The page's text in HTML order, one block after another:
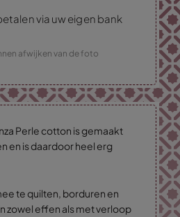
via uw eigen bank
afwijken van de foto
Perle cotton is gemaakt
en is daardoor heel erg
te quilten, borduren en
zowel effen als met verloop